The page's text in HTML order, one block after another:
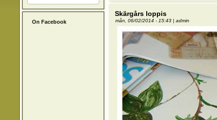
On Facebook
Skärgårs loppis
mån, 06/02/2014 - 15:43 | admin